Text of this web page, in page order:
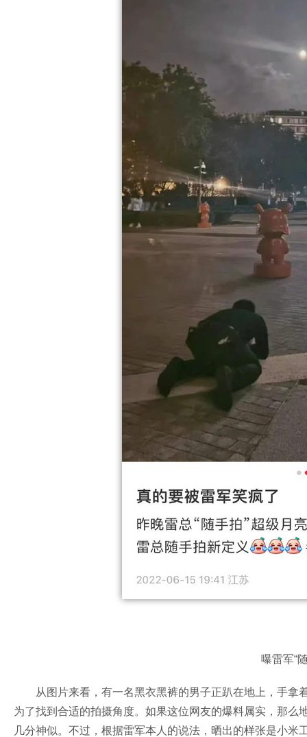
曝雷军“
从图片来看，有一名黑衣黑裤的男子正趴在地上，手
为了找到合适的拍摄角度。如果这位网友的爆料属实，那
几分神似。不过，根据雷军本人的说法，晒出的样张是小米